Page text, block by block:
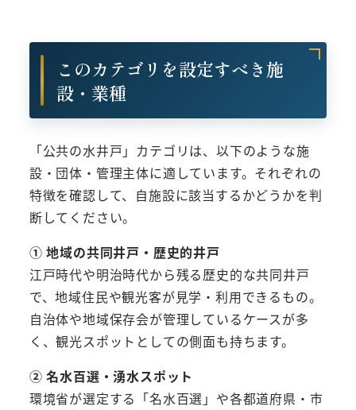
このカテゴリを設定すべき施
設・業種
「公共の水井戸」カテゴリは、以下のような施
設・団体・管理主体に適しています。それぞれの
特徴を確認して、自施設に該当するかどうかを判
断してください。
① 地域の共同井戸・歴史的井戸
江戸時代や明治時代から残る歴史的な共同井戸
で、地域住民や観光客が見学・利用できるもの。
自治体や地域保存会が管理しているケースが多
く、観光スポットとしての側面も持ちます。
② 名水百選・湧水スポット
環境省が選定する「名水百選」や各都道府県・市